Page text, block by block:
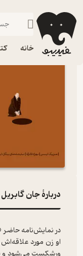
خانه
فیدیبو کتاب الکترونیکی
دربارۀ جان
در نمایش‌نامه حاضر
او زن مورد
ورشکست می‌شود و